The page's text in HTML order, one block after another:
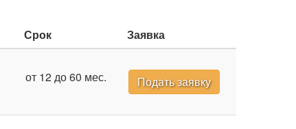
Срок Заявка
от 12 до 60 мес. Подать заявку